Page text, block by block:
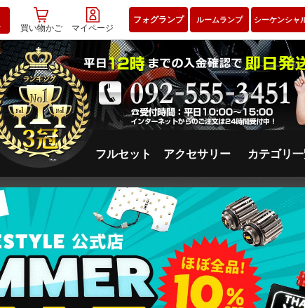
買い物かご マイページ
フォグランプ ルームランプ シーケンシャ